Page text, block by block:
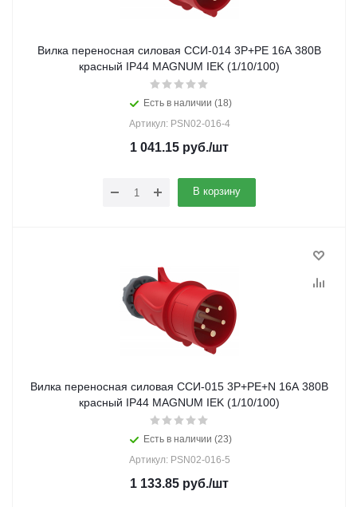
Вилка переносная силовая ССИ-014 3Р+РЕ 16А 380В
красный IP44 MAGNUM IEK (1/10/100)
Есть в наличии (18)
Артикул: PSN02-016-4
1 041.15 руб./шт
В корзину
Вилка переносная силовая ССИ-015 3Р+РЕ+N 16А 380В
красный IP44 MAGNUM IEK (1/10/100)
Есть в наличии (23)
Артикул: PSN02-016-5
1 133.85 руб./шт